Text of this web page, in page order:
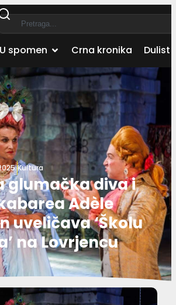
U spomen Crna kronika Dulist
Kultura
glumačka diva i
Adèle
uveličava ‘Školu
na Lovrjencu